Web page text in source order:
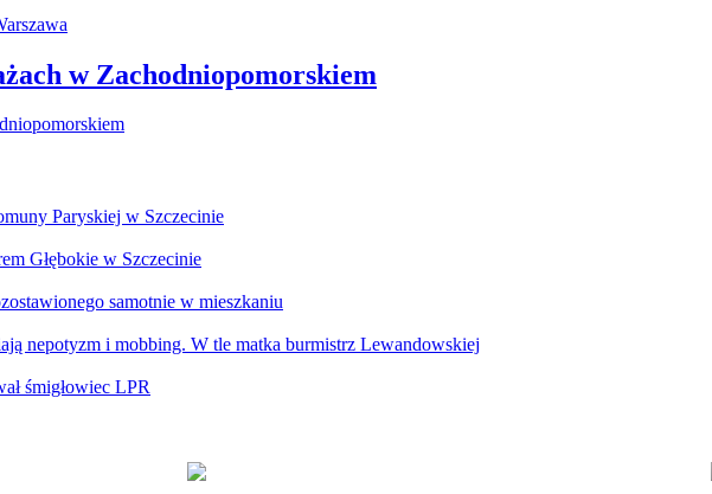
w Zachodniopomorskiem
Paryskiej w Szczecinie
Głębokie w Szczecinie
samotnie w mieszkaniu
nepotyzm i mobbing. W tle matka burmistrz Lewandowskiej
śmigłowiec LPR